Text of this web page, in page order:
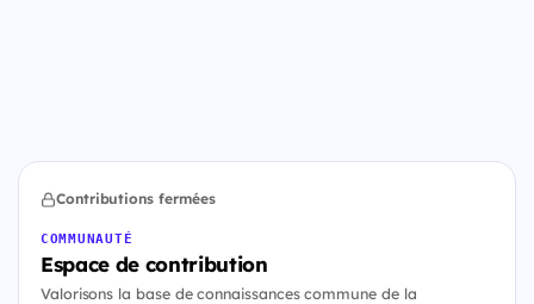
Contributions fermées
COMMUNAUTÉ
Espace de contribution
Valorisons la base de connaissances commune de la